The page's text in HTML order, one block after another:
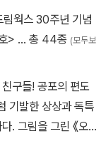
웍스 30주년 기념
> … 총 44종 (모두보
친구들! 공포의 편도
기발한 상상과 독특
. 그림을 그린 《오싹